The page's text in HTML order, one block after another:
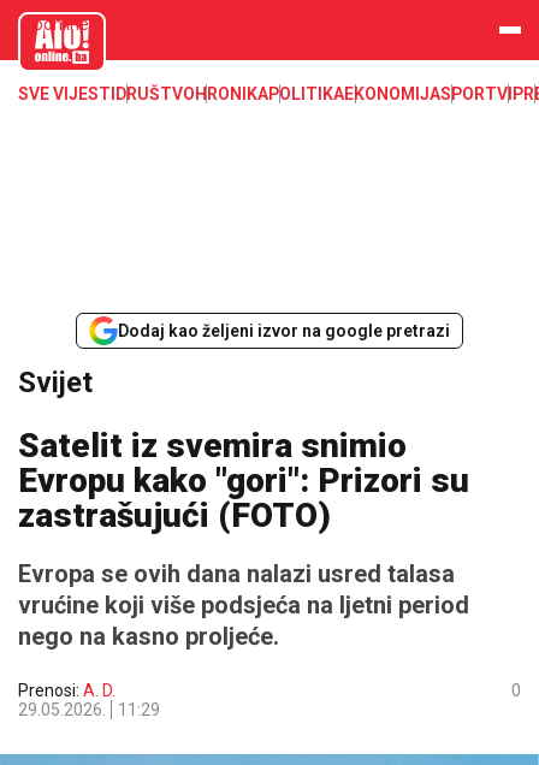
aloonline.b
SVE VIJESTI DRUŠTVOHRONIKAPOLITIKAEKONOMIJASPORTVIP
Dodaj kao željeni izvor na google pretrazi
Svijet
Satelit iz svemira snimio
Evropu kako "gori": Prizori su
zastrašujući (FOTO)
Evropa se ovih dana nalazi usred talasa
vrućine koji više podsjeća na ljetni period
nego na kasno proljeće.
Prenosi: A. D.
29.05.2026.
11:29
0